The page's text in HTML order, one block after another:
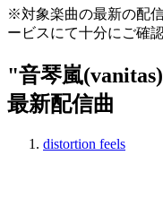
※対象楽曲の最新の配
ービスにて十分にご確
"音琴嵐
最新配信曲
distortion feels